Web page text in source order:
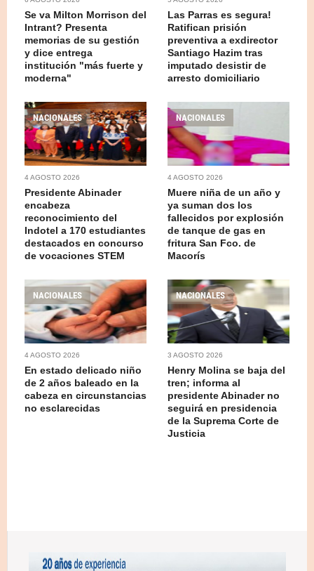
Se va Milton Morrison del
Intrant? Presenta
memorias de su gestión
y dice entrega
institución "más fuerte y
moderna"
Las Parras es segura!
Ratifican prisión
preventiva a exdirector
Santiago Hazim tras
imputado desistir de
arresto domiciliario
NACIONALES
4 AGOSTO 2026
Presidente Abinader
encabeza
reconocimiento del
Indotel a 170 estudiantes
destacados en concurso
de vocaciones STEM
NACIONALES
4 AGOSTO 2026
Muere niña de un año y
ya suman dos los
fallecidos por explosión
de tanque de gas en
fritura San Fco. de
Macorís
NACIONALES
4 AGOSTO 2026
En estado delicado niño
de 2 años baleado en la
cabeza en circunstancias
no esclarecidas
NACIONALES
3 AGOSTO 2026
Henry Molina se baja del
tren; informa al
presidente Abinader no
seguirá en presidencia
de la Suprema Corte de
Justicia